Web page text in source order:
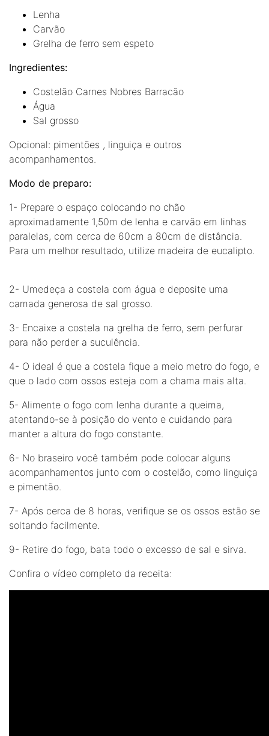
Lenha
Carvão
Grelha de ferro sem espeto
Ingredientes:
Costelão Carnes Nobres Barracão
Água
Sal grosso
Opcional: pimentões , linguiça e outros
acompanhamentos.
Modo de preparo:
1- Prepare o espaço colocando no chão
aproximadamente 1,50m de lenha e carvão em linhas
paralelas, com cerca de 60cm a 80cm de distância.
Para um melhor resultado, utilize madeira de eucalipto.
2- Umedeça a costela com água e deposite uma
camada generosa de sal grosso.
3- Encaixe a costela na grelha de ferro, sem perfurar
para não perder a suculência.
4- O ideal é que a costela fique a meio metro do fogo, e
que o lado com ossos esteja com a chama mais alta.
5- Alimente o fogo com lenha durante a queima,
atentando-se à posição do vento e cuidando para
manter a altura do fogo constante.
6- No braseiro você também pode colocar alguns
acompanhamentos junto com o costelão, como linguiça
e pimentão.
7- Após cerca de 8 horas, verifique se os ossos estão se
soltando facilmente.
9- Retire do fogo, bata todo o excesso de sal e sirva.
Confira o vídeo completo da receita: